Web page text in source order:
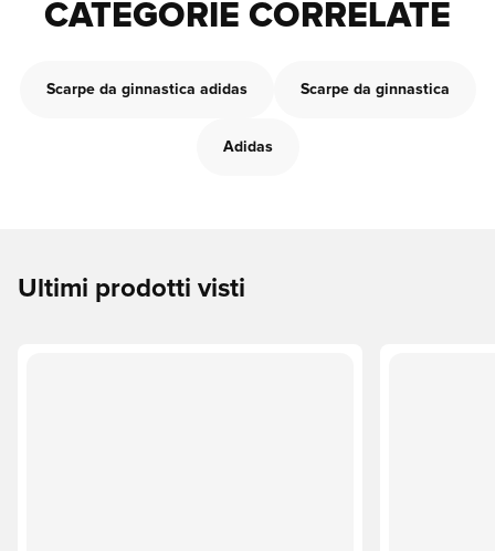
CATEGORIE CORRELATE
Scarpe da ginnastica adidas Scarpe da ginnastica
Adidas
Ultimi prodotti visti